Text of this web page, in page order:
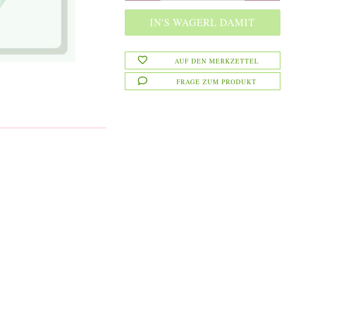
AUF DEN MERKZETTEL
FRAGE ZUM PRODUKT